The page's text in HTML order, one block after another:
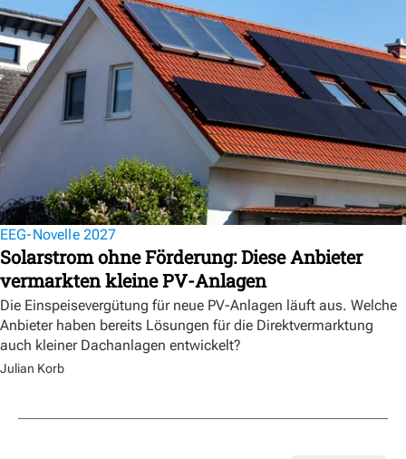
EEG-Novelle 2027
Solarstrom ohne Förderung: Diese Anbieter
vermarkten kleine PV-Anlagen
Die Einspeisevergütung für neue PV-Anlagen läuft aus. Welche
Anbieter haben bereits Lösungen für die Direktvermarktung
auch kleiner Dachanlagen entwickelt?
Julian Korb